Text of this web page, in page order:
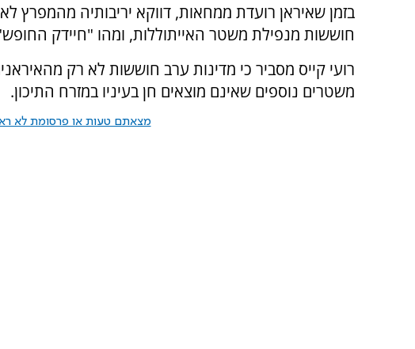
בזמן שאיראן רועדת ממחאות, דווקא יריבותיה מהמפרץ
חוששות מנפילת משטר האייתוללות, ומהו "חיידק
רועי קייס מסביר כי מדינות ערב חוששות לא רק
משטרים נוספים שאינם מוצאים חן בעיניו במזרח התיכון.
מצאתם טעות או פרסומת לא